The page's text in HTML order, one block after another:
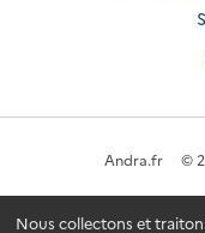
Nous collectons et
Andra.fr ©